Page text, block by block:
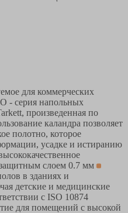
для коммерческих
- серия напольных
произведенная по
каландра позволяет
полотно, которое
усадке и истиранию
слоем 0.7 мм
в зданиях и
детские и медицинские
с ISO 10874
для помещений с высокой